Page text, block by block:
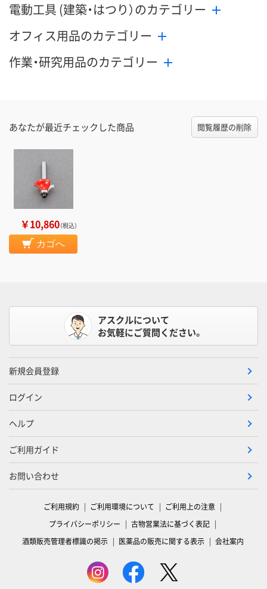
電動工具 (建築・はつり）のカテゴリー
オフィス用品のカテゴリー
作業・研究用品のカテゴリー
あなたが最近チェックした商品 閲覧履歴の削除
￥10,860（税込）
カゴへ
アスクルについて
お気軽にご質問ください。
新規会員登録
ログイン
ヘルプ
ご利用ガイド
お問い合わせ
ご利用規約 ご利用環境について
ご利用上の注意
プライバシーポリシー
古物営業法に基づく表記
酒類販売管理者標識の掲示
医薬品の販売に関する表示 会社案内